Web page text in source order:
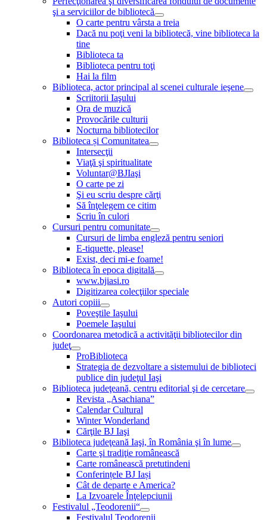
şi a serviciilor de bibliotecă
O carte pentru vârsta a treia
Dacă nu poţi veni la bibliotecă, vine biblioteca la
tine
Biblioteca ta
Biblioteca pentru toţi
Hai la film
Biblioteca, actor principal al scenei culturale ieşene
Scriitorii Iaşului
Ora de muzică
Provocările culturii
Nocturna bibliotecilor
Biblioteca și Comunitatea
Intersecţii
Viaţă şi spiritualitate
Voluntar@BJIaşi
O carte pe zi
Şi eu scriu despre cărţi
Să înţelegem ce citim
Scriu în culori
Cursuri pentru comunitate
Cursuri de limba engleză pentru seniori
E-tiquette, please!
Exist, deci mi-e foame!
Biblioteca în epoca digitală
www.bjiasi.ro
Digitizarea colecţiilor speciale
Autori copiii
Poveştile Iaşului
Poemele Iaşului
Coordonarea metodică a activităţii bibliotecilor din
judeţ
ProBiblioteca
Strategia de dezvoltare a sistemului de biblioteci
publice din judeţul Iaşi
Biblioteca judeţeană, centru editorial şi de cercetare
Revista „Asachiana”
Calendar Cultural
Winter Wonderland
Cărţile BJ Iaşi
Biblioteca judeţeană Iaşi, în România şi în lume
Carte şi tradiţie românească
Carte românească pretutindeni
Conferințele BJ Iași
Cât de departe e America?
La Izvoarele Înţelepciunii
Festivalul „Teodorenii“
Festivalul Teodorenii